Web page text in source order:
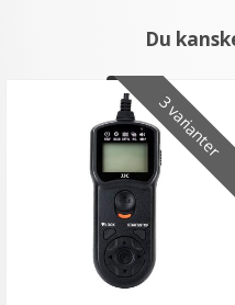
Du
3 varianter